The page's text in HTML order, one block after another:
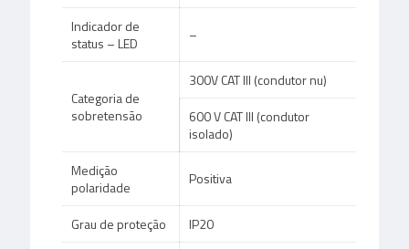
Indicador de
status – LED
–
Categoria de
sobretensão
300V CAT III (condutor nu)
600 V CAT III (condutor
isolado)
Medição
polaridade
Positiva
Grau de proteção
IP20